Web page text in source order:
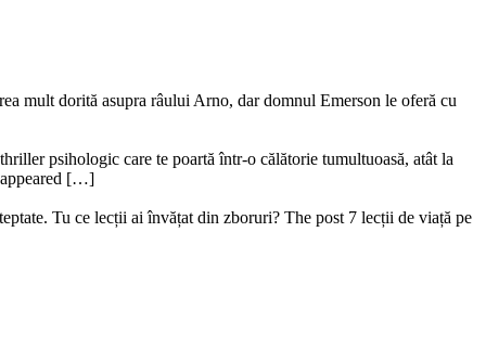
mult dorită asupra râului Arno, dar domnul Emerson le oferă cu
psihologic care te poartă într-o călătorie tumultuoasă, atât la
appeared […]
Tu ce lecții ai învățat din zboruri? The post 7 lecții de viață pe